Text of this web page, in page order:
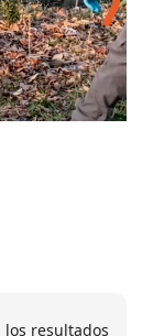
resultados